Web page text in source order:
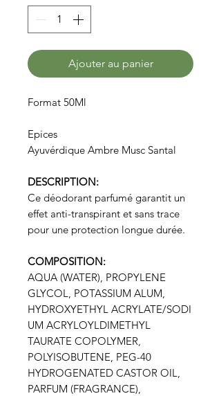
Ajouter au panier
Format 50Ml
Epices
Ayuvérdique Ambre Musc Santal
DESCRIPTION:
Ce déodorant parfumé garantit un
effet anti-transpirant et sans trace
pour une protection longue durée.
COMPOSITION:
AQUA (WATER), PROPYLENE
GLYCOL, POTASSIUM ALUM,
HYDROXYETHYL ACRYLATE/SODI
UM ACRYLOYLDIMETHYL
TAURATE COPOLYMER,
POLYISOBUTENE, PEG-40
HYDROGENATED CASTOR OIL,
PARFUM (FRAGRANCE),